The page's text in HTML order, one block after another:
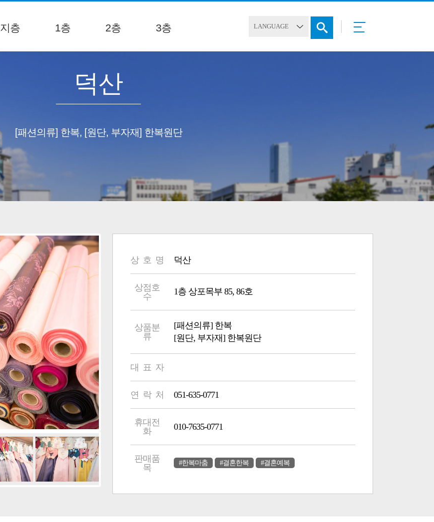
지층 1층 2층 3층
덕산
[패션의류] 한복, [원단, 부자재] 한복원단
상 호 명 덕산
상점호
수
1층 상포목부 85, 86호
상품분
류
[패션의류] 한복
[원단, 부자재] 한복원단
대 표 자
연 락 처 051-635-0771
휴대전
화
010-7635-0771
판매품
목
#한복마춤 #결혼한복 #결혼예복